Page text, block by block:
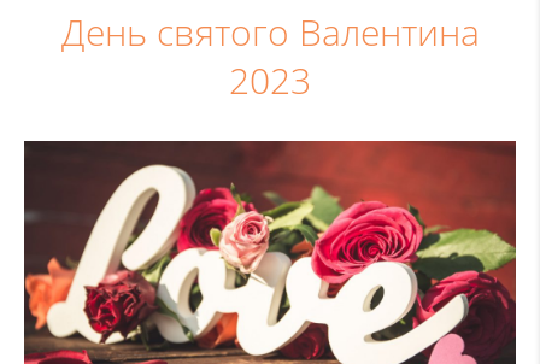
День святого Валентина
2023